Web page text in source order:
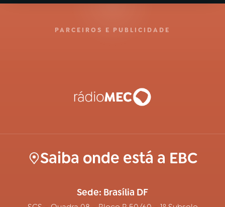
PARCEIROS E PUBLICIDADE
Saiba onde está a EBC
Sede: Brasília DF